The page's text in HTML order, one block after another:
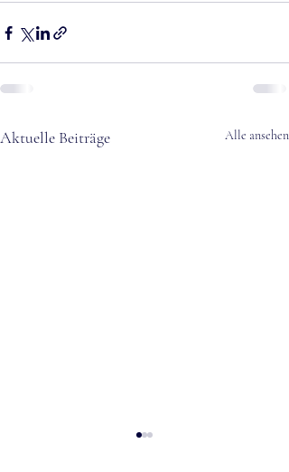
Aktuelle Beiträge Alle ansehen